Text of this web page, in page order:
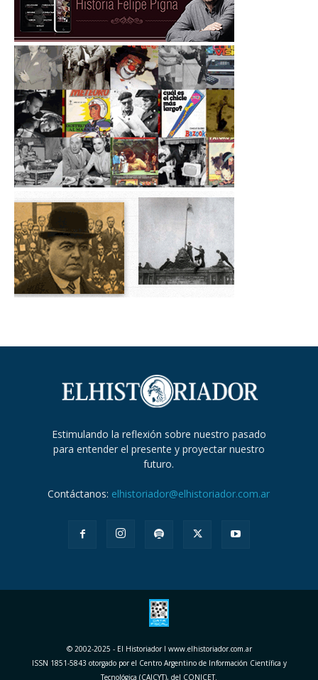
Estimulando la reflexión sobre nuestro pasado
para entender el presente y proyectar nuestro
futuro.
Contáctanos: elhistoriador@elhistoriador.com.ar
© 2002-2025 - El Historiador I www.elhistoriador.com.ar
ISSN 1851-5843 otorgado por el Centro Argentino de Información Científica y
Tecnológica (CAICYT), del CONICET.